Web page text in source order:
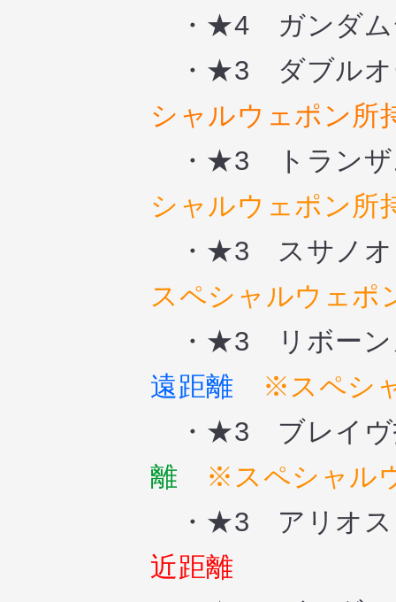
・★4 ガンダ
・★3 ダブル
シャルウェポン所
・★3 トラン
シャルウェポン所
・★3 スサノオ
スペシャルウェポ
・★3 リボーン
遠距離
※スペシ
・★3 ブレイヴ
離
※スペシャル
・★3 アリオス
近距離